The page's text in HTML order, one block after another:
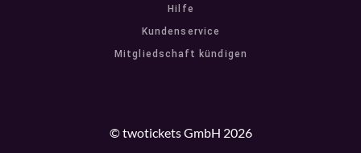
Hilfe
Kundenservice
Mitgliedschaft kündigen
© twotickets GmbH 2026